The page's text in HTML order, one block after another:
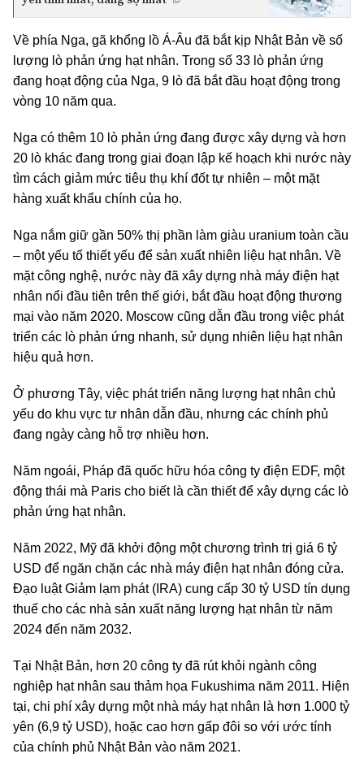
Về phía Nga, gã khổng lồ Á-Âu đã bắt kịp Nhật Bản về số
lượng lò phản ứng hạt nhân. Trong số 33 lò phản ứng
đang hoạt động của Nga, 9 lò đã bắt đầu hoạt động trong
vòng 10 năm qua.
Nga có thêm 10 lò phản ứng đang được xây dựng và hơn
20 lò khác đang trong giai đoạn lập kế hoạch khi nước này
tìm cách giảm mức tiêu thụ khí đốt tự nhiên – một mặt
hàng xuất khẩu chính của họ.
Nga nắm giữ gần 50% thị phần làm giàu uranium toàn cầu
– một yếu tố thiết yếu để sản xuất nhiên liệu hạt nhân. Về
mặt công nghệ, nước này đã xây dựng nhà máy điện hạt
nhân nổi đầu tiên trên thế giới, bắt đầu hoạt động thương
mại vào năm 2020. Moscow cũng dẫn đầu trong việc phát
triển các lò phản ứng nhanh, sử dụng nhiên liệu hạt nhân
hiệu quả hơn.
Ở phương Tây, việc phát triển năng lượng hạt nhân chủ
yếu do khu vực tư nhân dẫn đầu, nhưng các chính phủ
đang ngày càng hỗ trợ nhiều hơn.
Năm ngoái, Pháp đã quốc hữu hóa công ty điện EDF, một
động thái mà Paris cho biết là cần thiết để xây dựng các lò
phản ứng hạt nhân.
Năm 2022, Mỹ đã khởi động một chương trình trị giá 6 tỷ
USD để ngăn chặn các nhà máy điện hạt nhân đóng cửa.
Đạo luật Giảm lạm phát (IRA) cung cấp 30 tỷ USD tín dụng
thuế cho các nhà sản xuất năng lượng hạt nhân từ năm
2024 đến năm 2032.
Tại Nhật Bản, hơn 20 công ty đã rút khỏi ngành công
nghiệp hạt nhân sau thảm họa Fukushima năm 2011. Hiện
tại, chi phí xây dựng một nhà máy hạt nhân là hơn 1.000 tỷ
yên (6,9 tỷ USD), hoặc cao hơn gấp đôi so với ước tính
của chính phủ Nhật Bản vào năm 2021.